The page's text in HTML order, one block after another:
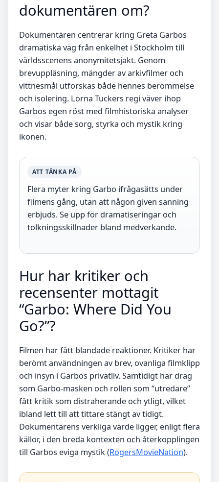
dokumentären om?
Dokumentären centrerar kring Greta Garbos
dramatiska väg från enkelhet i Stockholm till
världsscenens anonymitetsjakt. Genom
brevuppläsning, mängder av arkivfilmer och
vittnesmål utforskas både hennes berömmelse
och isolering. Lorna Tuckers regi väver ihop
Garbos egen röst med filmhistoriska analyser
och visar både sorg, styrka och mystik kring
ikonen.
ATT TÄNKA PÅ
Flera myter kring Garbo ifrågasätts under
filmens gång, utan att någon given sanning
erbjuds. Se upp för dramatiseringar och
tolkningsskillnader bland medverkande.
Hur har kritiker och
recensenter mottagit
“Garbo: Where Did You
Go?”?
Filmen har fått blandade reaktioner. Kritiker har
berömt användningen av brev, ovanliga filmklipp
och insyn i Garbos privatliv. Samtidigt har drag
som Garbo-masken och rollen som “utredare”
fått kritik som distraherande och ytligt, vilket
ibland lett till att tittare stängt av tidigt.
Dokumentärens verkliga värde ligger, enligt flera
källor, i den breda kontexten och återkopplingen
till Garbos eviga mystik (RogersMovieNation).